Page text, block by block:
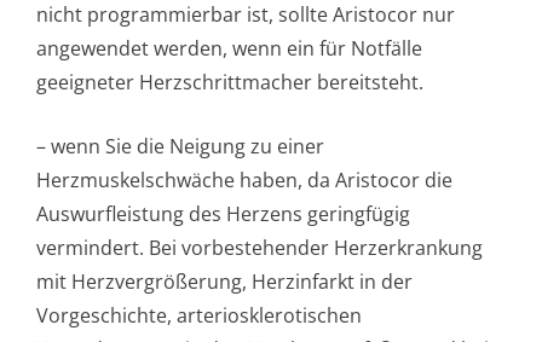
nicht programmierbar ist, sollte Aristocor nur
angewendet werden, wenn ein für Notfälle
geeigneter Herzschrittmacher bereitsteht.
– wenn Sie die Neigung zu einer
Herzmuskelschwäche haben, da Aristocor die
Auswurfleistung des Herzens geringfügig
vermindert. Bei vorbestehender Herzerkrankung
mit Herzvergrößerung, Herzinfarkt in der
Vorgeschichte, arteriosklero­tischen